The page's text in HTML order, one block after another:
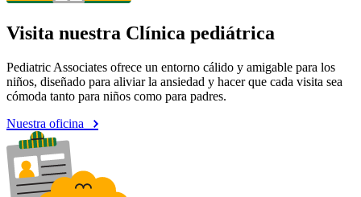
Visita nuestra Clínica pediátrica
Pediatric Associates ofrece un entorno cálido y amigable para los
niños, diseñado para aliviar la ansiedad y hacer que cada visita sea
cómoda tanto para niños como para padres.
Nuestra oficina